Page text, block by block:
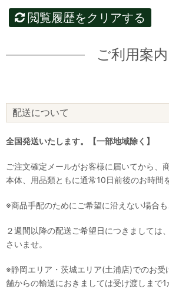
閲覧履歴をクリアする
ご利用案内
配送について
全国発送いたします。【一部地域除く】
ご注文確定メールがお客様に届いてから、
本体、用品類ともに通常10日前後のお時間
※商品手配のためにご希望に沿えない場合も
２週間以降の配送ご希望日につきましては
さいませ。
※静岡エリア・茨城エリア(土浦店)でのお受
舗からの輸送におきましては受け渡しまで